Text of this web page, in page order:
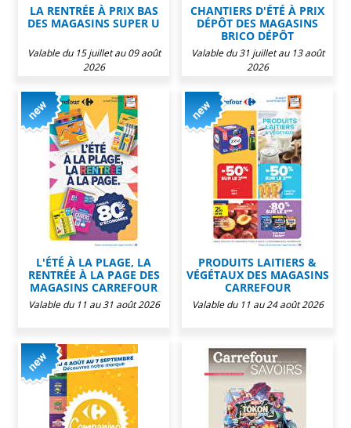
LA RENTRÉE À PRIX BAS
DES MAGASINS SUPER U
Valable du 15 juillet au 09 août
2026
CHANTIERS D'ÉTÉ À PRIX
DÉPÔT DES MAGASINS
BRICO DÉPÔT
Valable du 31 juillet au 13 août
2026
L'ÉTÉ À LA PLAGE, LA
RENTRÉE À LA PAGE DES
MAGASINS CARREFOUR
Valable du 11 au 31 août 2026
PRODUITS LAITIERS &
VÉGÉTAUX DES MAGASINS
CARREFOUR
Valable du 11 au 24 août 2026